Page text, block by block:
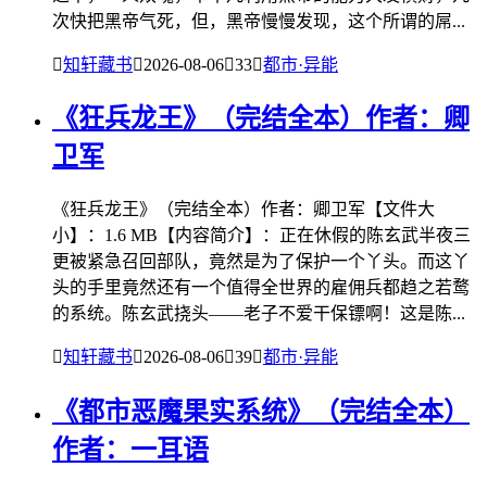
次快把黑帝气死，但，黑帝慢慢发现，这个所谓的屌...
知轩藏书2026-08-0633都市·异能
《狂兵龙王》（完结全本）作者：卿
卫军
《狂兵龙王》（完结全本）作者：卿卫军【文件大
小】：1.6 MB【内容简介】：正在休假的陈玄武半夜三
更被紧急召回部队，竟然是为了保护一个丫头。而这丫
头的手里竟然还有一个值得全世界的雇佣兵都趋之若鹜
的系统。陈玄武挠头——老子不爱干保镖啊！这是陈...
知轩藏书2026-08-0639都市·异能
《都市恶魔果实系统》（完结全本）
作者：一耳语